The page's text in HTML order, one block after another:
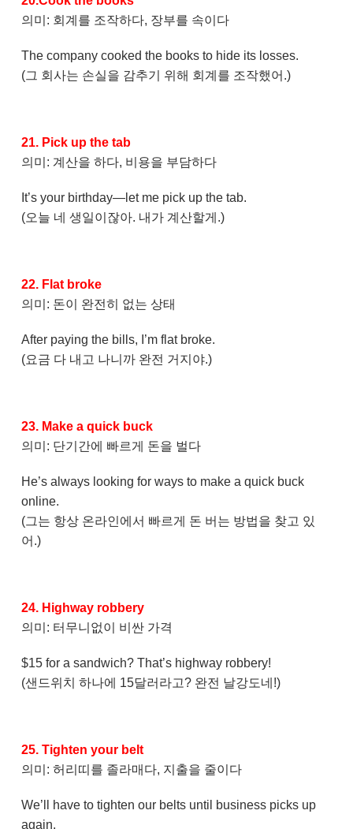
의미: 회계를 조작하다, 장부를 속이다
The company cooked the books to hide its losses.
(그 회사는 손실을 감추기 위해 회계를 조작했어.)
21. Pick up the tab
의미: 계산을 하다, 비용을 부담하다
It’s your birthday—let me pick up the tab.
(오늘 네 생일이잖아. 내가 계산할게.)
22. Flat broke
의미: 돈이 완전히 없는 상태
After paying the bills, I’m flat broke.
(요금 다 내고 나니까 완전 거지야.)
23. Make a quick buck
의미: 단기간에 빠르게 돈을 벌다
He’s always looking for ways to make a quick buck
online.
(그는 항상 온라인에서 빠르게 돈 버는 방법을 찾고 있
어.)
24. Highway robbery
의미: 터무니없이 비싼 가격
$15 for a sandwich? That’s highway robbery!
(샌드위치 하나에 15달러라고? 완전 날강도네!)
25. Tighten your belt
의미: 허리띠를 졸라매다, 지출을 줄이다
We’ll have to tighten our belts until business picks up
again.